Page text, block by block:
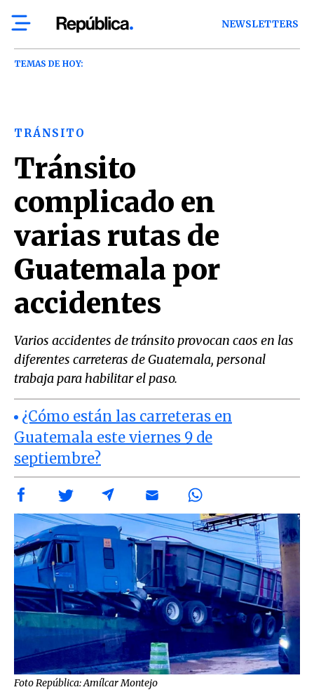
NEWSLETTERS
TEMAS DE HOY:
TRÁNSITO
Tránsito
complicado en
varias rutas de
Guatemala por
accidentes
Varios accidentes de tránsito provocan caos en las
diferentes carreteras de Guatemala, personal
trabaja para habilitar el paso.
¿Cómo están las carreteras en
Guatemala este viernes 9 de
septiembre?
Foto República: Amílcar Montejo